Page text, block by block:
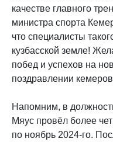
качестве главного
министра спорта
что специалисты
кузбасской земле!
побед и успехов на
поздравлении
Напомним, в
Мяус провёл более
по ноябрь 2024-го.